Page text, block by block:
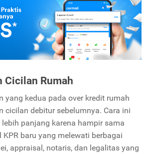
Cicilan Rumah
yang kedua pada over kredit rumah
cicilan debitur sebelumnya. Cara ini
panjang karena hampir sama
baru yang melewati berbagai
appraisal, notaris, dan legalitas yang